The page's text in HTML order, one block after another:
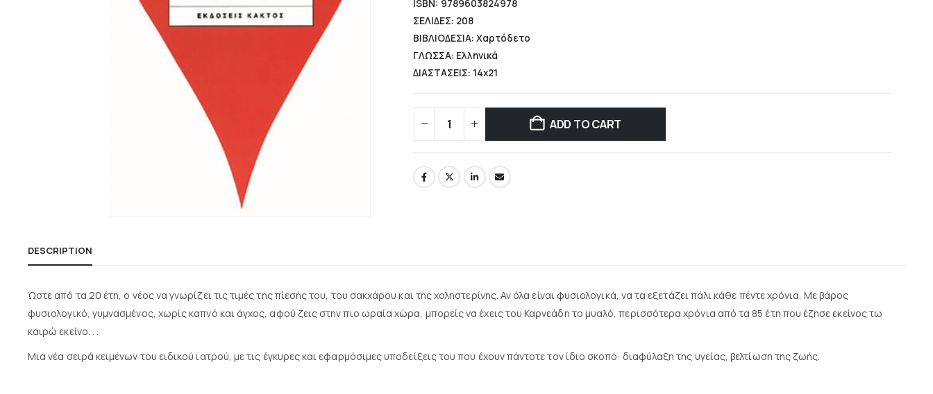
ISBN: 9789603824978
ΣΕΛΙΔΕΣ: 208
ΒΙΒΛΙΟΔΕΣΙΑ: Χαρτόδετο
ΓΛΩΣΣΑ: Ελληνικά
ΔΙΑΣΤΑΣΕΙΣ: 14x21
ADD TO CART
DESCRIPTION
Ώστε από τα 20 έτη, ο νέος να γνωρίζει τις τιμές της πίεσής του, του σακχάρου και της χοληστερίνης. Αν όλα είναι φυσιολογικά, να τα εξετάζει πάλι κάθε πέντε χρόνια. Με βάρος
φυσιολογικό, γυμνασμένος, χωρίς καπνό και άγχος, αφού ζεις στην πιο ωραία χώρα, μπορείς να έχεις του Καρνεάδη το μυαλό, περισσότερα χρόνια από τα 85 έτη που έζησε εκείνος τω
καιρώ εκείνο. . .
Μια νέα σειρά κειμένων του ειδικού ιατρού, με τις έγκυρες και εφαρμόσιμες υποδείξεις του που έχουν πάντοτε τον ίδιο σκοπό: διαφύλαξη της υγείας, βελτίωση της ζωής.